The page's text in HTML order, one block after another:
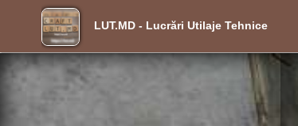
LUT.MD - Lucrări Utilaje Tehnice